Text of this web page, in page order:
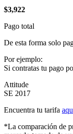
$3,922
Pago total
De esta forma solo
Por ejemplo:
Si contratas tu pago
Attitude
SE 2017
Encuentra tu tarifa
*La comparación de